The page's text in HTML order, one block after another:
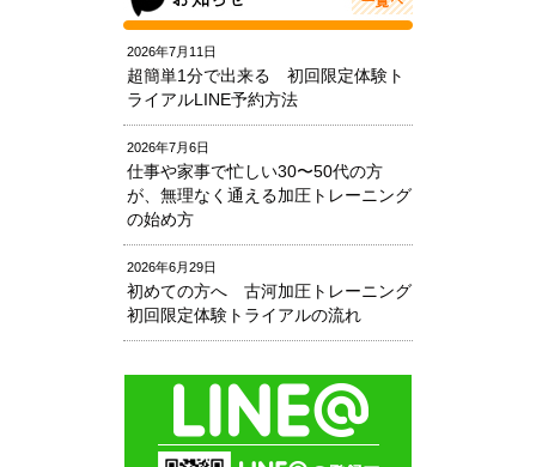
2026年7月11日
超簡単1分で出来る 初回限定体験ト
ライアルLINE予約方法
2026年7月6日
仕事や家事で忙しい30〜50代の方
が、無理なく通える加圧トレーニング
の始め方
2026年6月29日
初めての方へ 古河加圧トレーニング
初回限定体験トライアルの流れ